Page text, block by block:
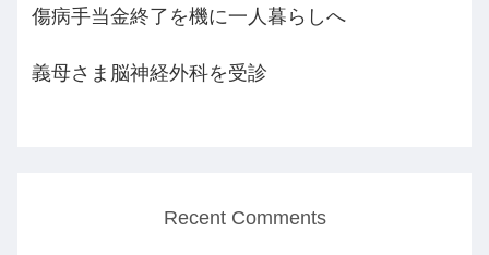
傷病手当金終了を機に一人暮らしへ
義母さま脳神経外科を受診
Recent Comments